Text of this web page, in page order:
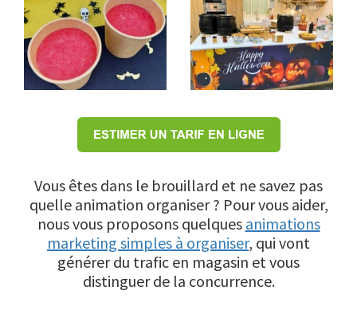
Vous êtes dans le brouillard et ne savez pas
quelle animation organiser ? Pour vous aider,
nous vous proposons quelques animations
marketing simples à organiser, qui vont
générer du trafic en magasin et vous
distinguer de la concurrence.